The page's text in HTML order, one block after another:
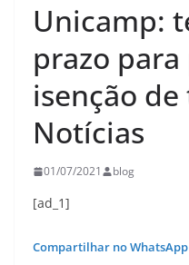
Unicamp:
prazo
isenção de
Notícias
01/07/2021 blog
[ad_1]
Compartilhar no WhatsApp